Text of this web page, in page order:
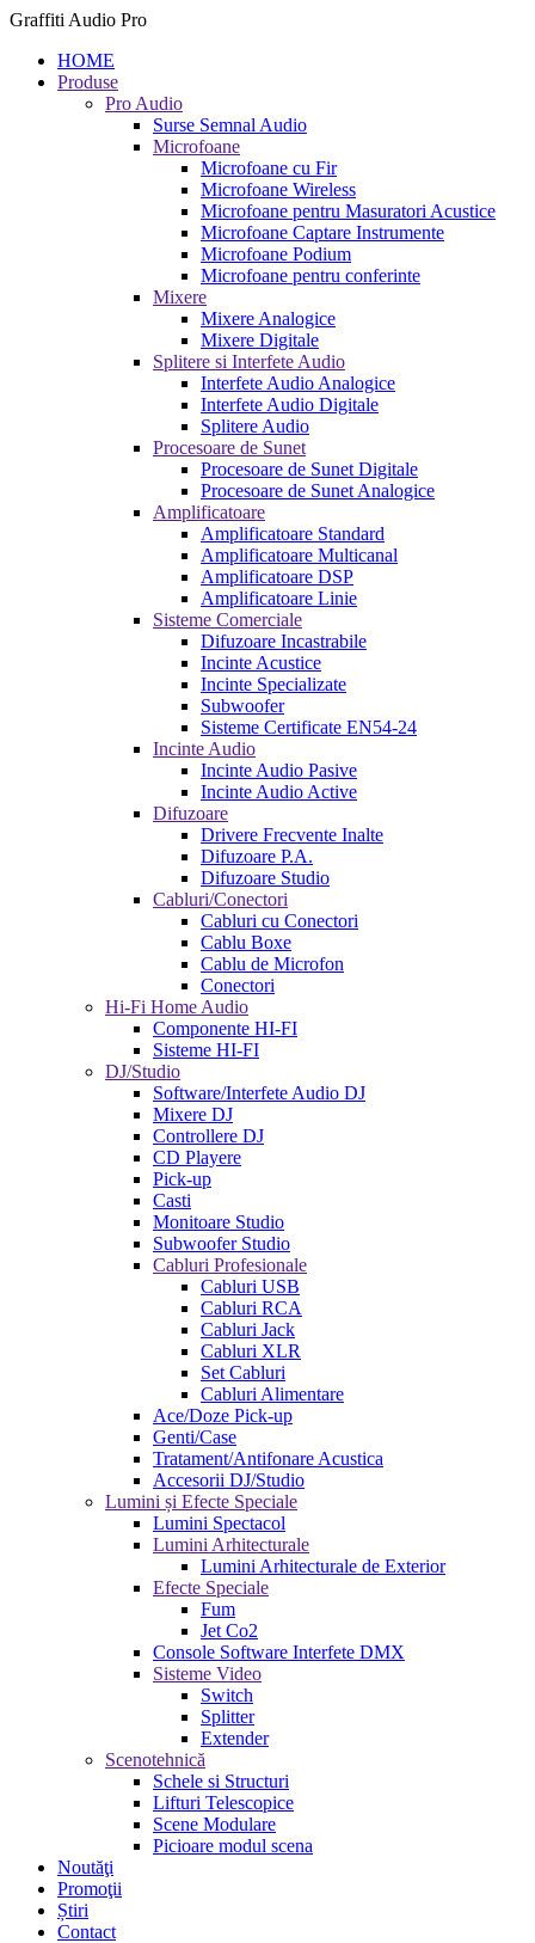
Graffiti Audio Pro
HOME
Produse
Pro Audio
Surse Semnal Audio
Microfoane
Microfoane cu Fir
Microfoane Wireless
Microfoane pentru Masuratori Acustice
Microfoane Captare Instrumente
Microfoane Podium
Microfoane pentru conferinte
Mixere
Mixere Analogice
Mixere Digitale
Splitere si Interfete Audio
Interfete Audio Analogice
Interfete Audio Digitale
Splitere Audio
Procesoare de Sunet
Procesoare de Sunet Digitale
Procesoare de Sunet Analogice
Amplificatoare
Amplificatoare Standard
Amplificatoare Multicanal
Amplificatoare DSP
Amplificatoare Linie
Sisteme Comerciale
Difuzoare Incastrabile
Incinte Acustice
Incinte Specializate
Subwoofer
Sisteme Certificate EN54-24
Incinte Audio
Incinte Audio Pasive
Incinte Audio Active
Difuzoare
Drivere Frecvente Inalte
Difuzoare P.A.
Difuzoare Studio
Cabluri/Conectori
Cabluri cu Conectori
Cablu Boxe
Cablu de Microfon
Conectori
Hi-Fi Home Audio
Componente HI-FI
Sisteme HI-FI
DJ/Studio
Software/Interfete Audio DJ
Mixere DJ
Controllere DJ
CD Playere
Pick-up
Casti
Monitoare Studio
Subwoofer Studio
Cabluri Profesionale
Cabluri USB
Cabluri RCA
Cabluri Jack
Cabluri XLR
Set Cabluri
Cabluri Alimentare
Ace/Doze Pick-up
Genti/Case
Tratament/Antifonare Acustica
Accesorii DJ/Studio
Lumini și Efecte Speciale
Lumini Spectacol
Lumini Arhitecturale
Lumini Arhitecturale de Exterior
Efecte Speciale
Fum
Jet Co2
Console Software Interfete DMX
Sisteme Video
Switch
Splitter
Extender
Scenotehnică
Schele si Structuri
Lifturi Telescopice
Scene Modulare
Picioare modul scena
Noutăţi
Promoţii
Știri
Contact